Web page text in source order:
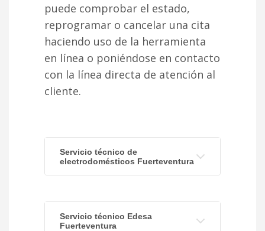
puede comprobar el estado,
reprogramar o cancelar una cita
haciendo uso de la herramienta
en línea o poniéndose en contacto
con la línea directa de atención al
cliente.
Servicio técnico de
electrodomésticos Fuerteventura
Servicio técnico Edesa
Fuerteventura